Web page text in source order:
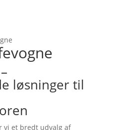
løsninger til
vi et bredt udvalg af